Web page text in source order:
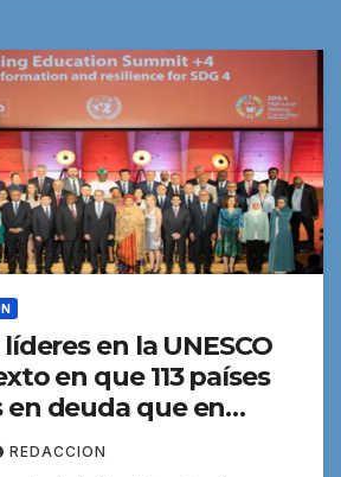
en la UNESCO
en que 113 países
deuda que en
REDACCION